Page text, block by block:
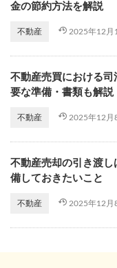
金の節約方法を解説
不動産 2025年12月
不動産売買における
要な準備・書類も解説
不動産 2025年12月
不動産売却の引き渡
備しておきたいこと
不動産 2025年12月